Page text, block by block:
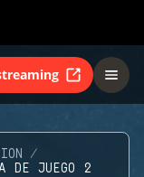
DE JUEGO 2